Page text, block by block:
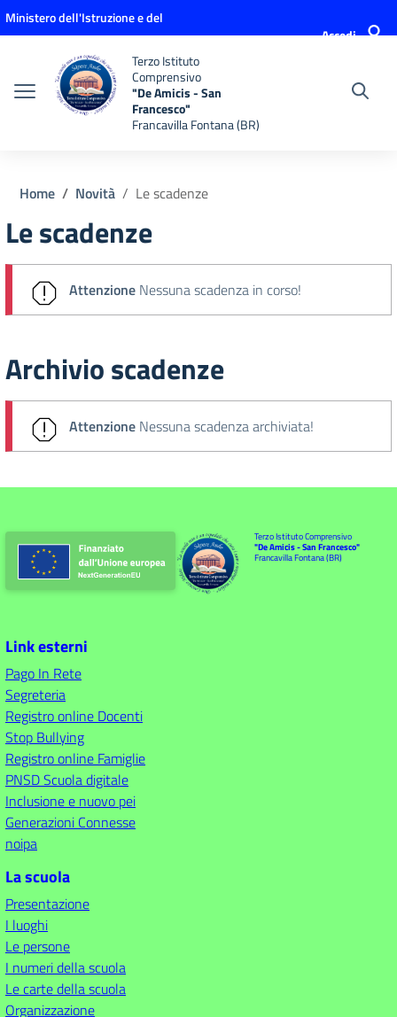
Vai ai contenuti
Vai al menu di navigazione
Vai al footer
Ministero dell'Istruzione e del
Accedi
Terzo Istituto
Comprensivo
"De Amicis - San
Francesco"
Francavilla Fontana (BR)
Home Novità Le scadenze
Le scadenze
Attenzione Nessuna scadenza in corso!
Archivio scadenze
Attenzione Nessuna scadenza archiviata!
Terzo Istituto Comprensivo
"De Amicis - San Francesco"
Francavilla Fontana (BR)
Link esterni
Pago In Rete
Segreteria
Registro online Docenti
Stop Bullying
Registro online Famiglie
PNSD Scuola digitale
Inclusione e nuovo pei
Generazioni Connesse
noipa
La scuola
Presentazione
I luoghi
Le persone
I numeri della scuola
Le carte della scuola
Organizzazione